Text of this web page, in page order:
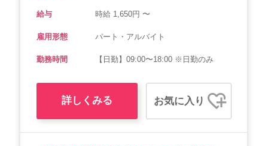
給与 時給 1,650円 〜
雇用形態 パート・アルバイト
勤務時間 【日勤】09:00〜18:00 ※日勤のみ
詳しくみる お気に入り